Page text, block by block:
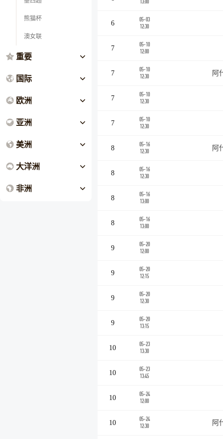
熊猫杯
澳女联
重要
国际
欧洲
亚洲
美洲
大洋洲
非洲
13:00
6
05-03
12:30
7
05-10
12:00
7
05-10
12:30
阿
7
05-10
12:30
7
05-10
12:30
8
05-16
12:30
阿
8
05-16
12:30
8
05-16
13:00
8
05-16
13:00
9
05-20
12:00
9
05-20
12:15
9
05-20
12:30
9
05-20
13:15
10
05-23
13:30
10
05-23
13:45
10
05-24
12:00
10
05-24
12:30
阿